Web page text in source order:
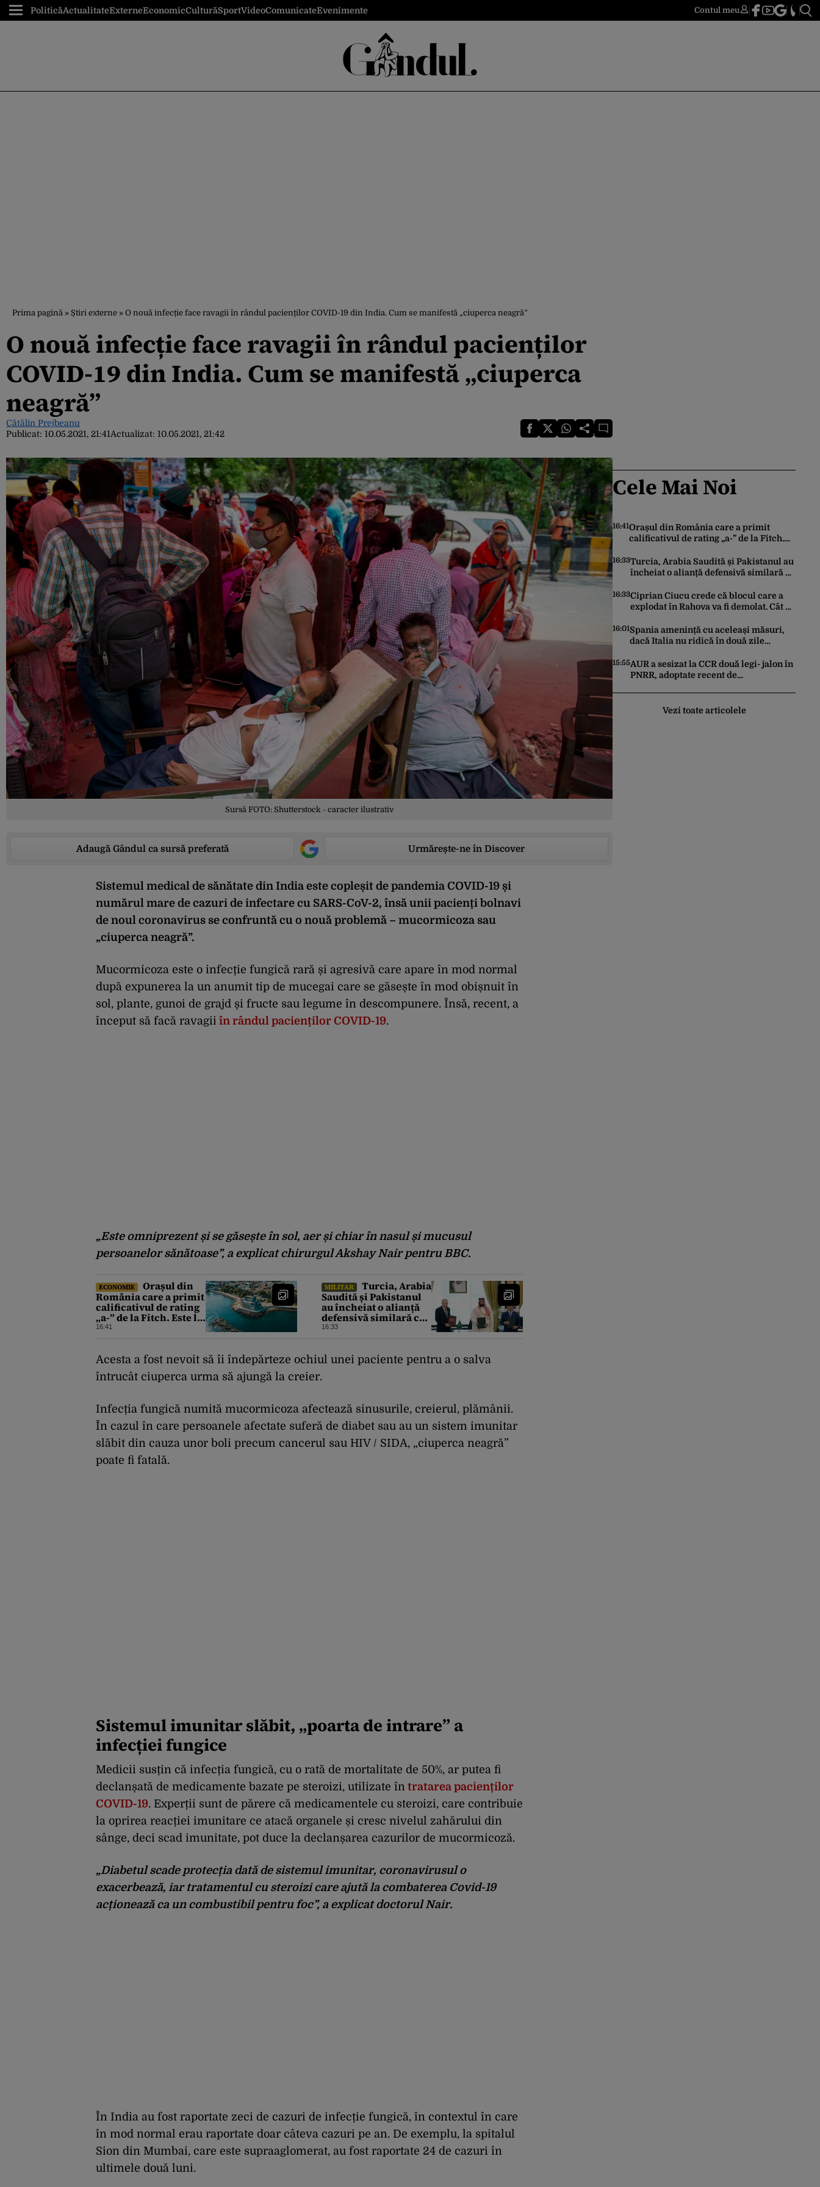
PoliticăActualitateExterneEconomicCulturăSportVideoComunicateEvenimente Contul meu
Prima pagină » Știri externe » O nouă infecție face ravagii în rândul pacienților COVID-19 din India. Cum se manifestă „ciuperca neagră”
O nouă infecție face ravagii în rândul pacienților
COVID-19 din India. Cum se manifestă „ciuperca
neagră”
Cătălin Prejbeanu
Publicat: 10.05.2021, 21:41Actualizat: 10.05.2021, 21:42
Sursă FOTO: Shutterstock - caracter ilustrativ
Adaugă Gândul ca sursă preferată Urmărește-ne în Discover
Sistemul medical de sănătate din India este copleșit de pandemia COVID-19 și
numărul mare de cazuri de infectare cu SARS-CoV-2, însă unii pacienți bolnavi
de noul coronavirus se confruntă cu o nouă problemă – mucormicoza sau
„ciuperca neagră”.
Mucormicoza este o infecție fungică rară și agresivă care apare în mod normal
după expunerea la un anumit tip de mucegai care se găsește în mod obișnuit în
sol, plante, gunoi de grajd și fructe sau legume în descompunere. Însă, recent, a
început să facă ravagii în rândul pacienților COVID-19.
„Este omniprezent și se găsește în sol, aer și chiar în nasul și mucusul
persoanelor sănătoase”, a explicat chirurgul Akshay Nair pentru BBC.
ECONOMIE
Orașul din
România care a primit
calificativul de rating
„a-” de la Fitch. Este la
același nivel cu
16:41
MILITAR
Turcia, Arabia
Saudită și Pakistanul
au încheiat o alianță
defensivă similară cu
NATO în lumea
Orientul Mijlociu
16:33
Acesta a fost nevoit să îi îndepărteze ochiul unei paciente pentru a o salva
întrucât ciuperca urma să ajungă la creier.
Infecția fungică numită mucormicoza afectează sinusurile, creierul, plămânii.
În cazul în care persoanele afectate suferă de diabet sau au un sistem imunitar
slăbit din cauza unor boli precum cancerul sau HIV / SIDA, „ciuperca neagră”
poate fi fatală.
Sistemul imunitar slăbit, „poarta de intrare” a
infecției fungice
Medicii susțin că infecția fungică, cu o rată de mortalitate de 50%, ar putea fi
declanșată de medicamente bazate pe steroizi, utilizate în tratarea pacienților
COVID-19. Experții sunt de părere că medicamentele cu steroizi, care contribuie
la oprirea reacției imunitare ce atacă organele și cresc nivelul zahărului din
sânge, deci scad imunitate, pot duce la declanșarea cazurilor de mucormicoză.
„Diabetulscade protecția dată de sistemul imunitar, coronavirusul o
exacerbează, iar tratamentul cu steroizi care ajută la combaterea Covid-19
acționează ca un combustibil pentru foc”, a explicat doctorul Nair.
În India au fost raportate zeci de cazuri de infecție fungică, în contextul în care
în mod normal erau raportate doar câteva cazuri pe an. De exemplu, la spitalul
Sion din Mumbai, care este supraaglomerat, au fost raportate 24 de cazuri în
ultimele două luni.
Cele Mai Noi
16:41Orașul din România care a primit
calificativul de rating „a-” de la Fitch.
Israel
16:33Turcia, Arabia Saudită și Pakistanul au
încheiat o alianță defensivă similară cu
conflictelor din Orientul Mijlociu
16:33Ciprian Ciucu crede că blocul care a
explodat în Rahova va fi demolat. Cât ar
16:01Spania amenință cu aceleași măsuri,
dacă Italia nu ridică în două zile
din cauza crizei migrației
15:55AUR a sesizat la CCR două legi- jalon în
PNRR, adoptate recent de
Vezi toate articolele